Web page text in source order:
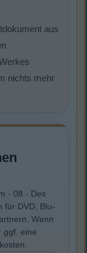
aus
nichts mehr
- 08 - Des
für DVD, Blu-
Wenn
ggf. eine